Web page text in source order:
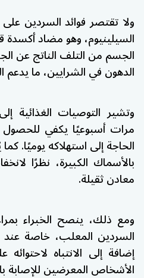
ولا تقتصر فوائد السردين
السيلينيوم، وهو مضاد
الجسم من التلف الناتج عن
الدهون في الشرايين، ما
وتشير التوصيات الغذائية
مرات أسبوعيًا يكفي
الحاجة إلى استهلاكه يوميًا.
بالأسماك الكبيرة، نظرًا
معادن ثقيلة.
ومع ذلك، ينصح الخبراء
السردين المعلب، خاصة
إضافة إلى الانتباه
الأشخاص المعرضين للإصابة